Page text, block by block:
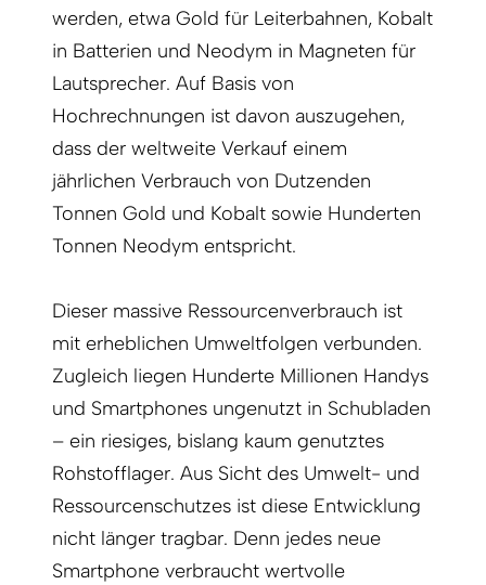
werden, etwa Gold für Leiterbahnen, Kobalt
in Batterien und Neodym in Magneten für
Lautsprecher. Auf Basis von
Hochrechnungen ist davon auszugehen,
dass der weltweite Verkauf einem
jährlichen Verbrauch von Dutzenden
Tonnen Gold und Kobalt sowie Hunderten
Tonnen Neodym entspricht.
Dieser massive Ressourcenverbrauch ist
mit erheblichen Umweltfolgen verbunden.
Zugleich liegen Hunderte Millionen Handys
und Smartphones ungenutzt in Schubladen
– ein riesiges, bislang kaum genutztes
Rohstofflager. Aus Sicht des Umwelt- und
Ressourcenschutzes ist diese Entwicklung
nicht länger tragbar. Denn jedes neue
Smartphone verbraucht wertvolle